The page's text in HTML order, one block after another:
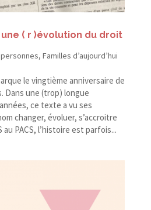
une ( r )évolution du droit
, Familles d’aujourd’hui
le vingtième anniversaire de
Dans une (trop) longue
ce texte a vu ses
changer, évoluer, s’accroitre
PACS, l’histoire est parfois...